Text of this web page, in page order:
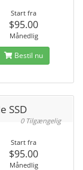
Start fra
$95.00
Månedlig
Bestil nu
SSD
0 Tilgængelig
Start fra
$95.00
Månedlig